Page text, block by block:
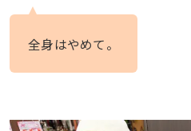
全身はやめて。